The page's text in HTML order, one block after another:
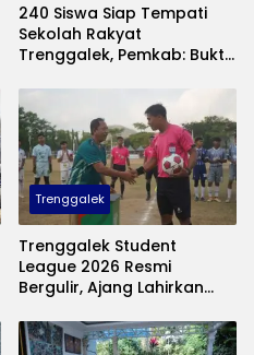
240 Siswa Siap Tempati
Sekolah Rakyat
Trenggalek, Pemkab: Bukti
Anak Kurang Mampu
Trenggalek
Trenggalek Student
League 2026 Resmi
Bergulir, Ajang Lahirkan
Perebutkan Piala Bupati